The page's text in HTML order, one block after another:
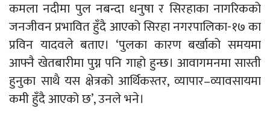
कमला नदीमा पुल नबन्दा धनुषा र सिरहाका नागरिकको
जनजीवन प्रभावित हुँदै आएको सिरहा नगरपालिका-१७ का
प्रविन यादवले बताए। ‘पुलका कारण बर्खाको समयमा
आफ्नै खेतबारीमा पुग्न पनि गाह्रो हुन्छ। आवागमनमा सास्ती
हुनुका साथै यस क्षेत्रको आर्थिकस्तर, व्यापार–व्यावसायमा
कमी हुँदै आएको छ’, उनले भने।